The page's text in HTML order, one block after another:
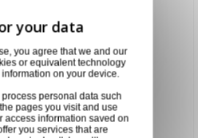
you agree that we and our
or equivalent technology
on your device.
personal data such
pages you visit and use
access information saved on
you services that are